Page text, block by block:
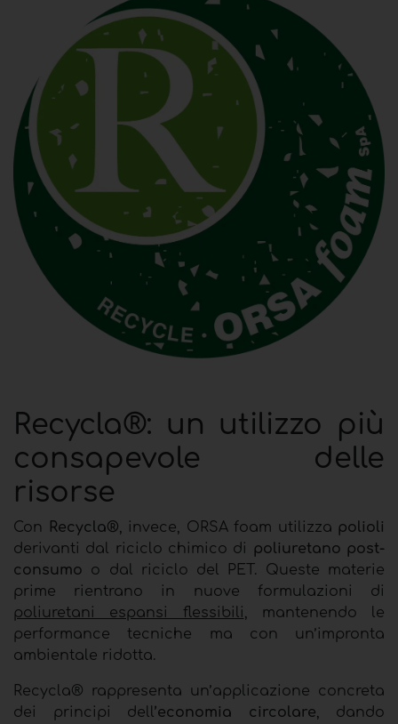
Recycla®: un utilizzo più
consapevole delle
risorse
Con Recycla®, invece, ORSA foam utilizza polioli
derivanti dal riciclo chimico di poliuretano post-
consumo o dal riciclo del PET. Queste materie
prime rientrano in nuove formulazioni di
poliuretani espansi flessibili, mantenendo le
performance tecniche ma con un’impronta
ambientale ridotta.
Recycla® rappresenta un’applicazione concreta
dei principi dell’economia circolare, dando